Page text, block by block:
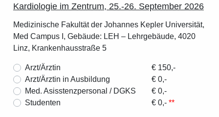
Kardiologie im Zentrum, 25.-26. September 2026
Medizinische Fakultät der Johannes Kepler Universität,
Med Campus I, Gebäude: LEH – Lehrgebäude, 4020
Linz, Krankenhausstraße 5
Arzt/Ärztin
€ 150,-
Arzt/Ärztin in Ausbildung
€ 0,-
Med. Asisstenzpersonal / DGKS
€ 0,-
Studenten
€ 0,- **